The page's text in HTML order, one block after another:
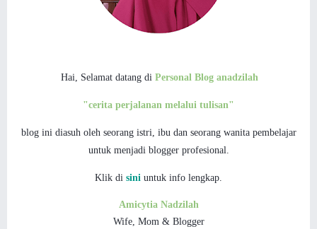
Hai, Selamat datang di Personal Blog anadzilah
"cerita perjalanan melalui tulisan"
blog ini diasuh oleh seorang istri, ibu dan seorang wanita pembelajar
untuk menjadi blogger profesional.
Klik di sini untuk info lengkap.
Amicytia Nadzilah
Wife, Mom & Blogger